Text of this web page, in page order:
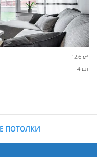
12,6 м2
4 шт
ПОТОЛКИ